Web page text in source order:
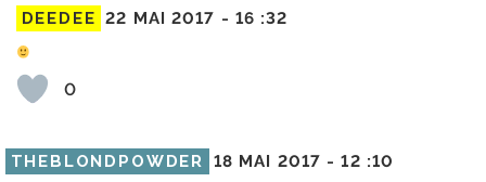
DEEDEE 22 MAI 2017 - 16 :32
0
THEBLONDPOWDER 18 MAI 2017 -12 :10